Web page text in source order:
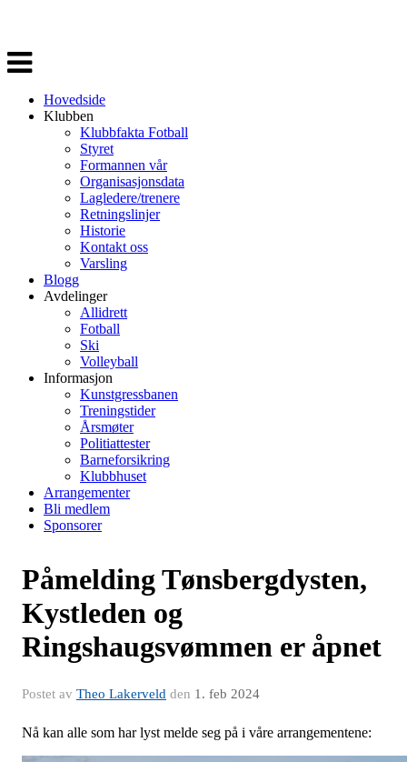
Veksle
navigasjon
Hovedside
Klubben
Klubbfakta Fotball
Styret
Formannen vår
Organisasjonsdata
Lagledere/trenere
Retningslinjer
Historie
Kontakt oss
Varsling
Blogg
Avdelinger
Allidrett
Fotball
Ski
Volleyball
Informasjon
Kunstgressbanen
Treningstider
Årsmøter
Politiattester
Barneforsikring
Klubbhuset
Arrangementer
Bli medlem
Sponsorer
Påmelding Tønsbergdysten,
Kystleden og
Ringshaugsvømmen er åpnet
Postet av Theo Lakerveld den 1. feb 2024
Nå kan alle som har lyst melde seg på i våre arrangementene: